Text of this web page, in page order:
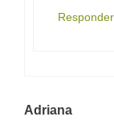
Responder
Adriana